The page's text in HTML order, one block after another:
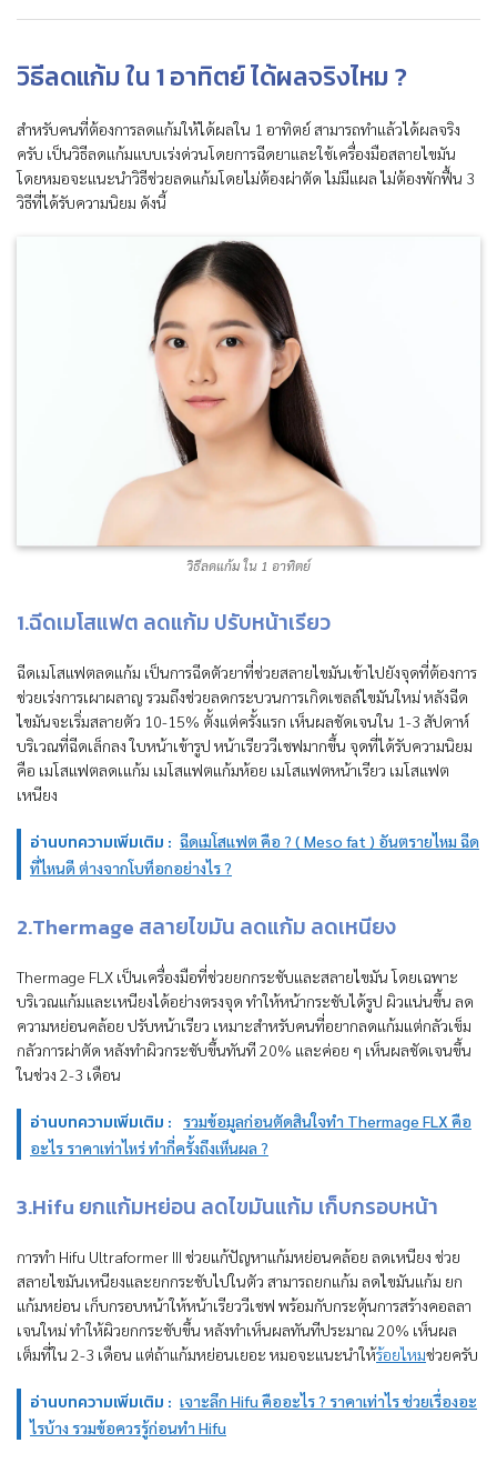
วิธีลดแก้ม ใน 1 อาทิตย์ ได้ผลจริงไหม ?
สำหรับคนที่ต้องการลดแก้มให้ได้ผลใน 1 อาทิตย์ สามารถทำแล้วได้ผลจริง
ครับ เป็นวิธีลดแก้มแบบเร่งด่วนโดยการฉีดยาและใช้เครื่องมือสลายไขมัน
โดยหมอจะแนะนำวิธีช่วยลดแก้มโดยไม่ต้องผ่าตัด ไม่มีแผล ไม่ต้องพักฟื้น 3
วิธีที่ได้รับความนิยม ดังนี้
วิธีลดแก้ม ใน 1 อาทิตย์
1.ฉีดเมโสแฟต ลดแก้ม ปรับหน้าเรียว
ฉีดเมโสแฟตลดแก้ม เป็นการฉีดตัวยาที่ช่วยสลายไขมันเข้าไปยังจุดที่ต้องการ
ช่วยเร่งการเผาผลาญ รวมถึงช่วยลดกระบวนการเกิดเซลล์ไขมันใหม่ หลังฉีด
ไขมันจะเริ่มสลายตัว 10-15% ตั้งแต่ครั้งแรก เห็นผลชัดเจนใน 1-3 สัปดาห์
บริเวณที่ฉีดเล็กลง ใบหน้าเข้ารูป หน้าเรียววีเชฟมากขึ้น จุดที่ได้รับความนิยม
คือ เมโสแฟตลดเแก้ม เมโสแฟตแก้มห้อย เมโสแฟตหน้าเรียว เมโสแฟต
เหนียง
อ่านบทความเพิ่มเติม : ฉีดเมโสแฟต คือ ? ( Meso fat ) อันตรายไหม ฉีด
ที่ไหนดี ต่างจากโบท็อกอย่างไร ?
2.Thermage สลายไขมัน ลดแก้ม ลดเหนียง
Thermage FLX เป็นเครื่องมือที่ช่วยยกกระชับและสลายไขมัน โดยเฉพาะ
บริเวณแก้มและเหนียงได้อย่างตรงจุด ทำให้หน้ากระชับได้รูป ผิวแน่นขึ้น ลด
ความหย่อนคล้อย ปรับหน้าเรียว เหมาะสำหรับคนที่อยากลดแก้มแต่กลัวเข็ม
กลัวการผ่าตัด หลังทำผิวกระชับขึ้นทันที 20% และค่อย ๆ เห็นผลชัดเจนขึ้น
ในช่วง 2-3 เดือน
อ่านบทความเพิ่มเติม :
รวมข้อมูลก่อนตัดสินใจทำ Thermage FLX คือ
อะไร ราคาเท่าไหร่ ทำกี่ครั้งถึงเห็นผล ?
3.Hifu ยกแก้มหย่อน ลดไขมันแก้ม เก็บกรอบหน้า
การทำ Hifu Ultraformer III ช่วยแก้ปัญหาแก้มหย่อนคล้อย ลดเหนียง ช่วย
สลายไขมันเหนียงและยกกระชับไปในตัว สามารถยกแก้ม ลดไขมันแก้ม ยก
แก้มหย่อน เก็บกรอบหน้าให้หน้าเรียววีเชฟ พร้อมกับกระตุ้นการสร้างคอลลา
เจนใหม่ ทำให้ผิวยกกระชับขึ้น หลังทำเห็นผลทันทีประมาณ 20% เห็นผล
เต็มที่ใน 2-3 เดือน แต่ถ้าแก้มหย่อนเยอะ หมอจะแนะนำให้ร้อยไหมช่วยครับ
อ่านบทความเพิ่มเติม : เจาะลึก Hifu คืออะไร ? ราคาเท่าไร ช่วยเรื่องอะ
ไรบ้าง รวมข้อควรรู้ก่อนทำ Hifu